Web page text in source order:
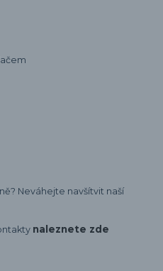
Neváhejte navšítvit naší
naleznete zde